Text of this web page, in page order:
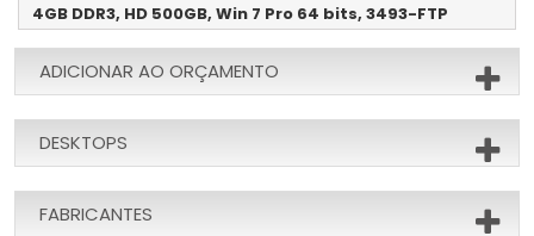
4GB DDR3, HD 500GB, Win 7 Pro 64 bits, 3493-FTP
ADICIONAR AO ORÇAMENTO
DESKTOPS
FABRICANTES